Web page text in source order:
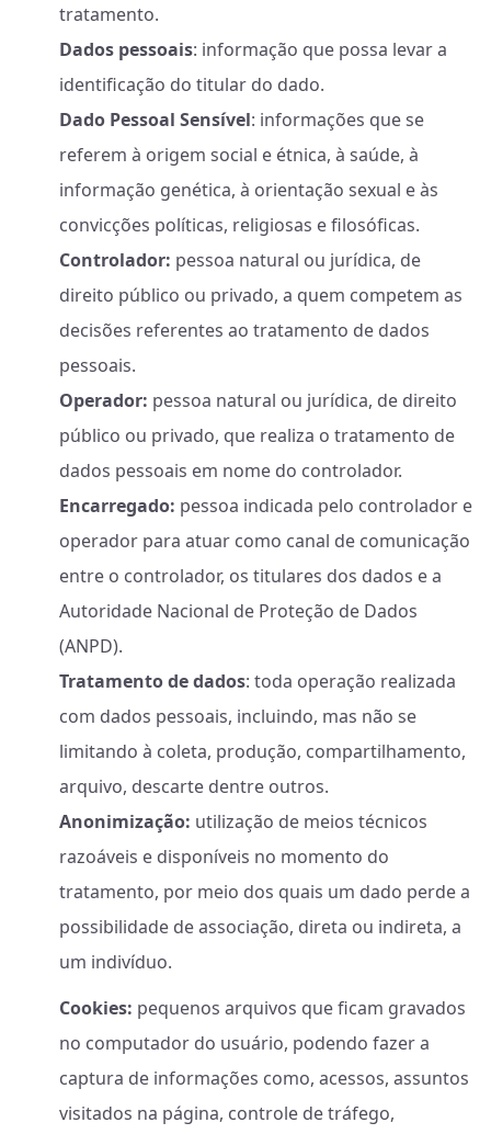
tratamento.
Dados pessoais: informação que possa levar a
identificação do titular do dado.
Dado Pessoal Sensível: informações que se
referem à origem social e étnica, à saúde, à
informação genética, à orientação sexual e às
convicções políticas, religiosas e filosóficas.
Controlador: pessoa natural ou jurídica, de
direito público ou privado, a quem competem as
decisões referentes ao tratamento de dados
pessoais.
Operador: pessoa natural ou jurídica, de direito
público ou privado, que realiza o tratamento de
dados pessoais em nome do controlador.
Encarregado: pessoa indicada pelo controlador e
operador para atuar como canal de comunicação
entre o controlador, os titulares dos dados e a
Autoridade Nacional de Proteção de Dados
(ANPD).
Tratamento de dados: toda operação realizada
com dados pessoais, incluindo, mas não se
limitando à coleta, produção, compartilhamento,
arquivo, descarte dentre outros.
Anonimização: utilização de meios técnicos
razoáveis e disponíveis no momento do
tratamento, por meio dos quais um dado perde a
possibilidade de associação, direta ou indireta, a
um indivíduo.
Cookies: pequenos arquivos que ficam gravados
no computador do usuário, podendo fazer a
captura de informações como, acessos, assuntos
visitados na página, controle de tráfego,